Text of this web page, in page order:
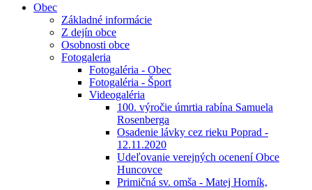
Obec
Základné informácie
Z dejín obce
Osobnosti obce
Fotogaleria
Fotogaléria - Obec
Fotogaléria - Šport
Videogaléria
100. výročie úmrtia rabína Samuela
Rosenberga
Osadenie lávky cez rieku Poprad -
12.11.2020
Udeľovanie verejných ocenení Obce
Huncovce
Primičná sv. omša - Matej Horník,